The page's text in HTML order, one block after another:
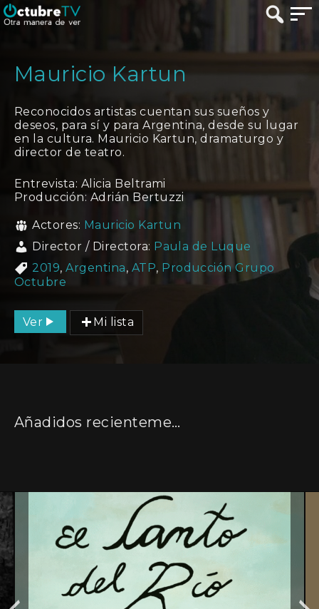
Mauricio Kartun
Reconocidos artistas cuentan sus sueños y
deseos, para sí y para Argentina, desde su lugar
en la cultura. Mauricio Kartun, dramaturgo y
director de teatro.
Entrevista: Alicia Beltrami
Producción: Adrián Bertuzzi
Actores: Mauricio Kartun
Director / Directora: Paula de Luque
2019,Argentina, ATP, Producción Grupo
Octubre
Ver Mi lista
Añadidos recientemente